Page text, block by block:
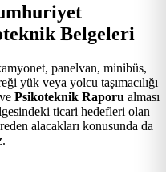
Belgeleri
panelvan, minibüs,
yük veya yolcu taşımacılığı
ve Psikoteknik Raporu alması
ticari hedefleri olan
alacakları konusunda da